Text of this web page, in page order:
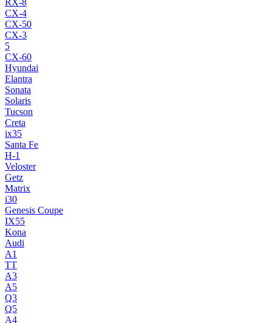
RX-8
CX-4
CX-50
CX-3
5
CX-60
Hyundai
Elantra
Sonata
Solaris
Tucson
Creta
ix35
Santa Fe
H-1
Veloster
Getz
Matrix
i30
Genesis Coupe
IX55
Kona
Audi
A1
TT
A3
A5
Q3
Q5
A4